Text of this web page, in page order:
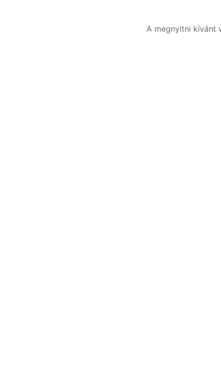
A megnyitni kívánt